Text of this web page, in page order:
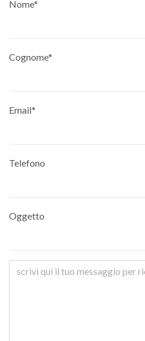
Nome*
Cognome*
Email*
Telefono
Oggetto